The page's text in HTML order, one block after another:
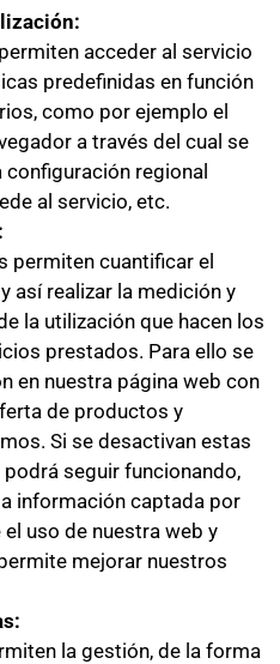
acceder al servicio
predefinidas en función
como por ejemplo el
a través del cual se
configuración regional
al servicio, etc.
permiten cuantificar el
así realizar la medición y
la utilización que hacen los
prestados. Para ello se
en nuestra página web con
de productos y
Si se desactivan estas
seguir funcionando,
información captada por
uso de nuestra web y
mejorar nuestros
la gestión, de la forma